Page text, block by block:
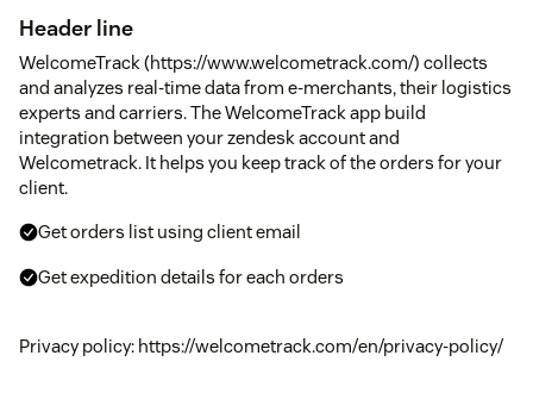
Header line
WelcomeTrack (https://www.welcometrack.com/) collects
and analyzes real-time data from e-merchants, their logistics
experts and carriers. The WelcomeTrack app build
integration between your zendesk account and
Welcometrack. It helps you keep track of the orders for your
client.
Get orders list using client email
Get expedition details for each orders
Privacy policy: https://welcometrack.com/en/privacy-policy/